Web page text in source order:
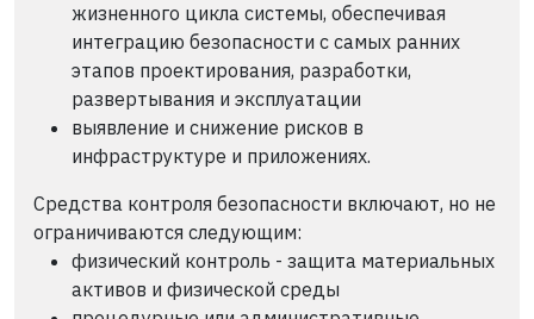
жизненного цикла системы, обеспечивая
интеграцию безопасности с самых ранних
этапов проектирования, разработки,
развертывания и эксплуатации
выявление и снижение рисков в
инфраструктуре и приложениях.
Средства контроля безопасности включают, но не
ограничиваются следующим:
физический контроль - защита материальных
активов и физической среды